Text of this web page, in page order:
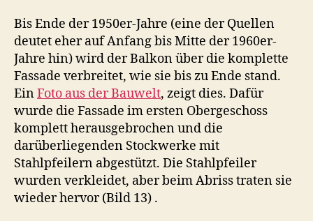
Bis Ende der 1950er-Jahre (eine der Quellen
deutet eher auf Anfang bis Mitte der 1960er-
Jahre hin) wird der Balkon über die komplette
Fassade verbreitet, wie sie bis zu Ende stand.
EinFoto aus der Bauwelt, zeigt dies. Dafür
wurde die Fassade im ersten Obergeschoss
komplett herausgebrochen und die
darüberliegenden Stockwerke mit
Stahlpfeilern abgestützt. Die Stahlpfeiler
wurden verkleidet, aber beim Abriss traten sie
wieder hervor (Bild 13) .